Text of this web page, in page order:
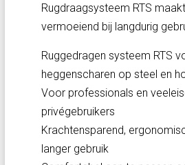
Rugdraagsysteem RTS
vermoeiend bij langdurig
Ruggedragen systeem RTS
heggenscharen op steel en
Voor professionals en
privégebruikers
Krachtensparend,
langer gebruik